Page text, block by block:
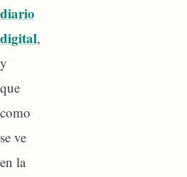
diario
digital,
y
que
como
se ve
en la